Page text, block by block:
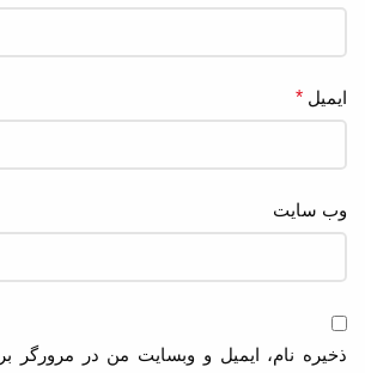
ایمیل *
وب‌ سایت
ذخیره نام، ایمیل و وبسایت من در مرورگر